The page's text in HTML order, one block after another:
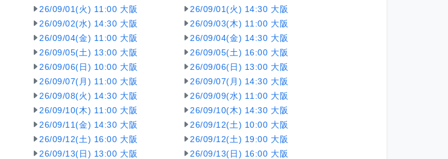
26/09/01(火) 11:00 大阪
26/09/01(火) 14:30 大阪
26/09/02(水) 14:30 大阪
26/09/03(木) 11:00 大阪
26/09/04(金) 11:00 大阪
26/09/04(金) 14:30 大阪
26/09/05(土) 13:00 大阪
26/09/05(土) 16:00 大阪
26/09/06(日) 10:00 大阪
26/09/06(日) 13:00 大阪
26/09/07(月) 11:00 大阪
26/09/07(月) 14:30 大阪
26/09/08(火) 14:30 大阪
26/09/09(水) 11:00 大阪
26/09/10(木) 11:00 大阪
26/09/10(木) 14:30 大阪
26/09/11(金) 14:30 大阪
26/09/12(土) 10:00 大阪
26/09/12(土) 16:00 大阪
26/09/12(土) 19:00 大阪
26/09/13(日) 13:00 大阪
26/09/13(日) 16:00 大阪